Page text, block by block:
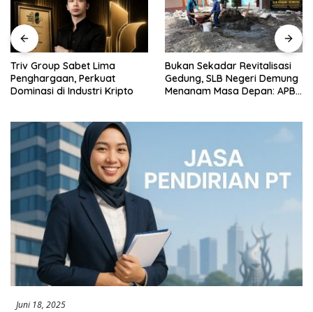
Triv Group Sabet Lima
Penghargaan, Perkuat
Dominasi di Industri Kripto
Bukan Sekadar Revitalisasi
Gedung, SLB Negeri Demung
Menanam Masa Depan: APBN
Juni 18, 2025